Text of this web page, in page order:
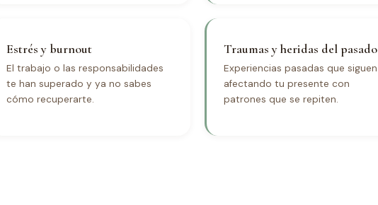
Estrés y burnout
El trabajo o las responsabilidades
te han superado y ya no sabes
cómo recuperarte.
Traumas y heridas del pasado
Experiencias pasadas que siguen
afectando tu presente con
patrones que se repiten.